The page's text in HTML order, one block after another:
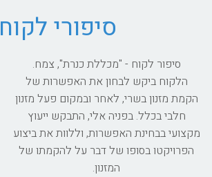
סיפורי לקוח
סיפור לקוח - "מכללת כנרת", צמח.
הלקוח ביקש לבחון את האפשרות של
הקמת מזנון בשרי, לאחר ובמקום פעל מזנון
חלבי בכלל. בפניה אלי, התבקש ייעוץ
מקצועי בבחינת האפשרות, וללוות את ביצוע
הפרויקטו בסופו של דבר על להקמתו של
המזנון.